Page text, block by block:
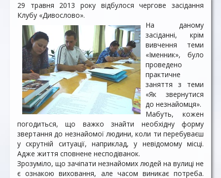
29 травня 2013 року відбулося чергове засідання
Клубу «Дивослово».
На даному
засіданні, крім
вивчення теми
«Іменник», було
проведено
практичне
заняття з теми
«Як звернутися
до незнайомця».
Мабуть, кожен
погодиться, що важко знайти необхідну форму
звертання до незнайомої людини, коли ти перебуваєш
у скрутній ситуації, наприклад, у невідомому місці.
Адже життя сповнене несподіванок.
Зрозуміло, що зачіпати незнайомих людей на вулиці не
є ознакою виховання, але часом виникає потреба.